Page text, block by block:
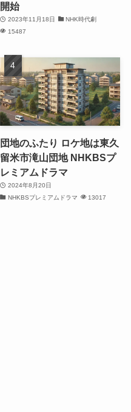
開始
2023年11月18日
NHK時代劇
15487
団地のふたり ロケ地は東久
留米市滝山団地 NHKBSプ
レミアムドラマ
2024年8月20日
NHKBSプレミアムドラマ
13017